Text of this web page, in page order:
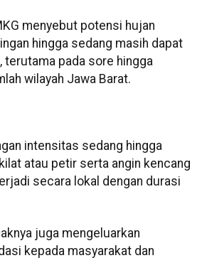
menyebut potensi hujan
hingga sedang masih dapat
pada sore hingga
wilayah Jawa Barat.
intensitas sedang hingga
atau petir serta angin kencang
secara lokal dengan durasi
juga mengeluarkan
kepada masyarakat dan